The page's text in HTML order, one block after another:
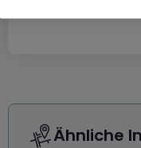
Ähnliche